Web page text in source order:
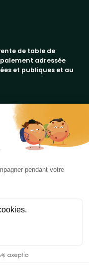
de table de
adressée
et publiques et au
parWEB2DO